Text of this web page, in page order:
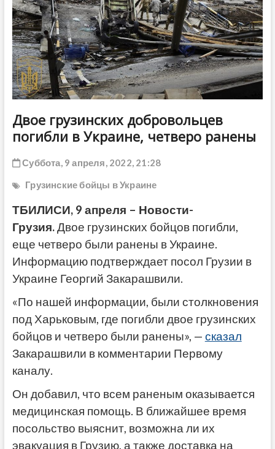
Двое грузинских добровольцев
погибли в Украине, четверо ранены
Суббота, 9 апреля, 2022, 21:28
Грузинские бойцы в Украине
ТБИЛИСИ, 9 апреля – Новости-
Грузия.Двое грузинских бойцов погибли,
еще четверо были ранены в Украине.
Информацию подтверждает посол Грузии в
Украине Георгий Закарашвили.
«По нашей информации, были столкновения
под Харьковым, где погибли двое грузинских
бойцов и четверо были ранены», — сказал
Закарашвили в комментарии Первому
каналу.
Он добавил, что всем раненым оказывается
медицинская помощь. В ближайшее время
посольство выяснит, возможна ли их
эвакуация в Грузию, а также доставка на